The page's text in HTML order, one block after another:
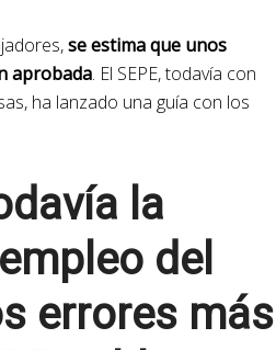
se estima que unos
aprobada. El SEPE, todavía con
ha lanzado una guía con los
la
del
errores más